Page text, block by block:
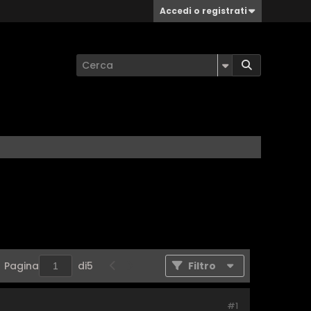
Accedi o registrati
Pagina di5 Filtro
#1